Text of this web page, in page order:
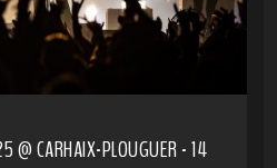
@ CARHAIX-PLOUGUER - 14